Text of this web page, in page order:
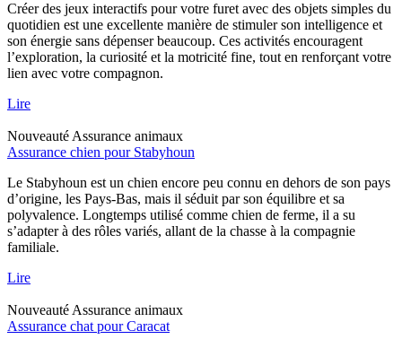
Créer des jeux interactifs pour votre furet avec des objets simples du
quotidien est une excellente manière de stimuler son intelligence et
son énergie sans dépenser beaucoup. Ces activités encouragent
l’exploration, la curiosité et la motricité fine, tout en renforçant votre
lien avec votre compagnon.
Lire
Nouveauté Assurance animaux
Assurance chien pour Stabyhoun
Le Stabyhoun est un chien encore peu connu en dehors de son pays
d’origine, les Pays-Bas, mais il séduit par son équilibre et sa
polyvalence. Longtemps utilisé comme chien de ferme, il a su
s’adapter à des rôles variés, allant de la chasse à la compagnie
familiale.
Lire
Nouveauté Assurance animaux
Assurance chat pour Caracat